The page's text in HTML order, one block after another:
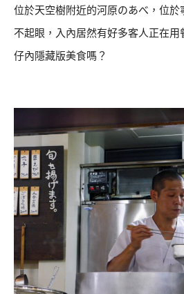
位於天空樹附近的河原のあべ，位於
不起眼，入內居然有好多客人正在
仔內隱藏版美食嗎？